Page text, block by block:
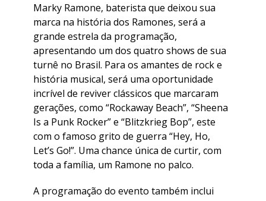
Marky Ramone, baterista que deixou sua
marca na história dos Ramones, será a
grande estrela da programação,
apresentando um dos quatro shows de sua
turnê no Brasil. Para os amantes de rock e
história musical, será uma oportunidade
incrível de reviver clássicos que marcaram
gerações, como “Rockaway Beach”, “Sheena
Is a Punk Rocker” e “Blitzkrieg Bop”, este
com o famoso grito de guerra “Hey, Ho,
Let’s Go!”. Uma chance única de curtir, com
toda a família, um Ramone no palco.
A programação do evento também inclui